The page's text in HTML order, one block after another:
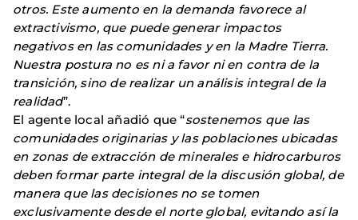
otros. Este aumento en la demanda favorece al
extractivismo, que puede generar impactos
negativos en las comunidades y en la Madre Tierra.
Nuestra postura no es ni a favor ni en contra de la
transición, sino de realizar un análisis integral de la
realidad”.
El agente local añadió que “sostenemos que las
comunidades originarias y las poblaciones ubicadas
en zonas de extracción de minerales e hidrocarburos
deben formar parte integral de la discusión global, de
manera que las decisiones no se tomen
exclusivamente desde el norte global, evitando así la